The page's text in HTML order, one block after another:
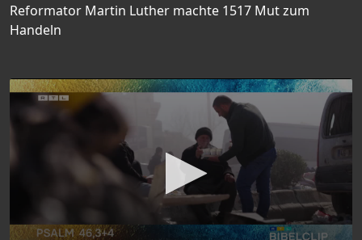
Reformator Martin Luther machte 1517 Mut zum
Handeln